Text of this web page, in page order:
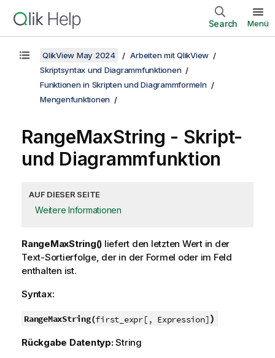
Search Menü
QlikView May 2024
Arbeiten mit QlikView
Skriptsyntax und Diagrammfunktionen
Funktionen in Skripten und Diagrammformeln
Mengenfunktionen
RangeMaxString - Skript-
und Diagrammfunktion
AUF DIESER SEITE
Weitere Informationen
RangeMaxString() liefert den letzten Wert in der
Text-Sortierfolge, der in der Formel oder im Feld
enthalten ist.
Syntax:
RangeMaxString(first_expr[, Expression])
Rückgabe Datentyp:String